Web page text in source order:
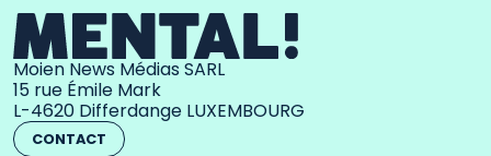
Moien News Médias SARL
15 rue Émile Mark
L-4620 Differdange LUXEMBOURG
CONTACT